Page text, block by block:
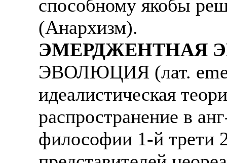
способному якобы
(Анархизм).
ЭМЕРДЖЕНТНАЯ
ЭВОЛЮЦИЯ (лат.
идеалистическая
распространение в
философии 1-й трети